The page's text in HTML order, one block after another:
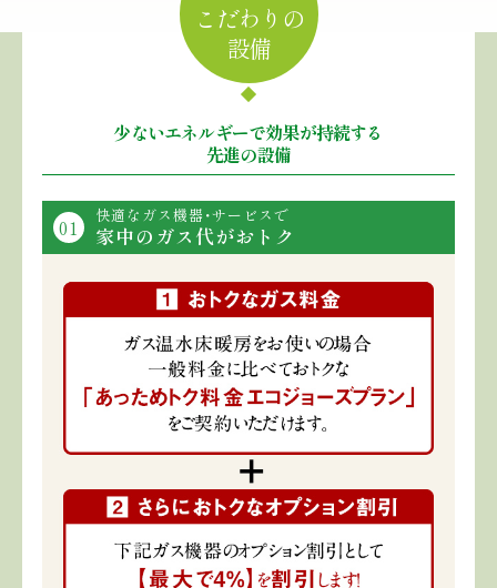
こだわりの
設備
少ないエネルギーで効果が持続する
先進の設備
01 快適なガス機器・サービスで
家中のガス代がおトク